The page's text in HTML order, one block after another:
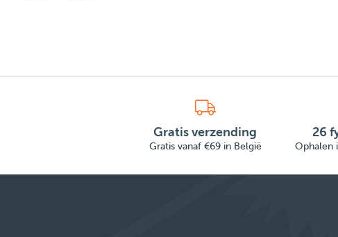
Gratis verzending
Gratis vanaf €69 in België
26
Ophalen